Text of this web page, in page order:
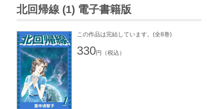
北回帰線 (1) 電子書籍版
この作品は完結しています。(全8巻)
330円（税込）